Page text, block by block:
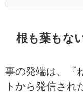
根も葉もな
事の発端は、『
トから発信され